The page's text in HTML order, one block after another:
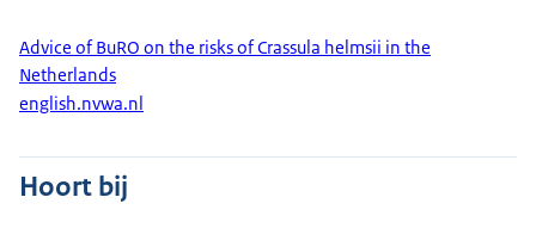
Advice of BuRO on the risks of Crassula helmsii in the
Netherlands
english.nvwa.nl
Hoort bij